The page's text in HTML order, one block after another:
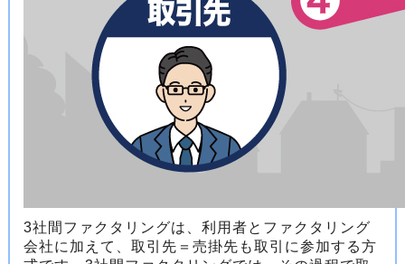
3社間ファクタリングは、利用者とファクタリング
会社に加えて、取引先＝売掛先も取引に参加する方